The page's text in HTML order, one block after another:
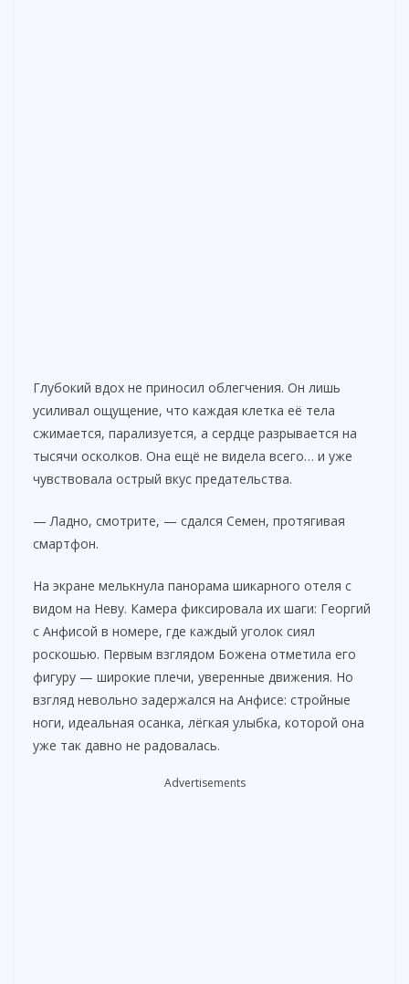
Глубокий вдох не приносил облегчения. Он лишь
усиливал ощущение, что каждая клетка её тела
сжимается, парализуется, а сердце разрывается на
тысячи осколков. Она ещё не видела всего… и уже
чувствовала острый вкус предательства.
— Ладно, смотрите, — сдался Семен, протягивая
смартфон.
На экране мелькнула панорама шикарного отеля с
видом на Неву. Камера фиксировала их шаги: Георгий
с Анфисой в номере, где каждый уголок сиял
роскошью. Первым взглядом Божена отметила его
фигуру — широкие плечи, уверенные движения. Но
взгляд невольно задержался на Анфисе: стройные
ноги, идеальная осанка, лёгкая улыбка, которой она
уже так давно не радовалась.
Advertisements